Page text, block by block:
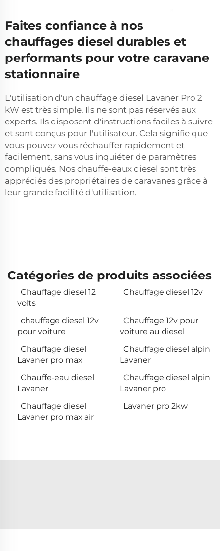
Faites confiance à nos
chauffages diesel durables et
performants pour votre caravane
stationnaire
L'utilisation d'un chauffage diesel Lavaner Pro 2
kW est très simple. Ils ne sont pas réservés aux
experts. Ils disposent d'instructions faciles à suivre
et sont conçus pour l'utilisateur. Cela signifie que
vous pouvez vous réchauffer rapidement et
facilement, sans vous inquiéter de paramètres
compliqués. Nos chauffe-eaux diesel sont très
appréciés des propriétaires de caravanes grâce à
leur grande facilité d'utilisation.
Catégories de produits associées
Chauffage diesel 12
volts
Chauffage diesel 12v
chauffage diesel 12v
pour voiture
Chauffage 12v pour
voiture au diesel
Chauffage diesel
Lavaner pro max
Chauffage diesel alpin
Lavaner
Chauffe-eau diesel
Lavaner
Chauffage diesel alpin
Lavaner pro
Chauffage diesel
Lavaner pro max air
Lavaner pro 2kw